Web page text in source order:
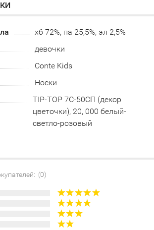
хб 72%, па 25,5%, эл 2,5%
девочки
Conte Kids
Носки
TIP-TOP 7С-50СП (декор
цветочки), 20, 000 белый-
светло-розовый
(0)